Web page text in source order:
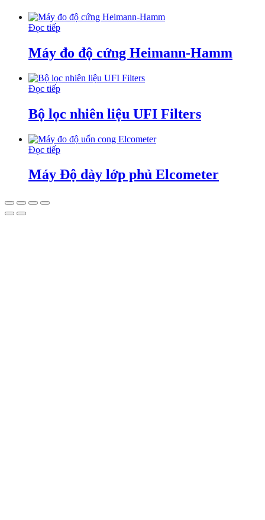
Đọc tiếp
Máy đo độ cứng Heimann-Hamm
Đọc tiếp
Bộ lọc nhiên liệu UFI Filters
Đọc tiếp
Máy Độ dày lớp phủ Elcometer